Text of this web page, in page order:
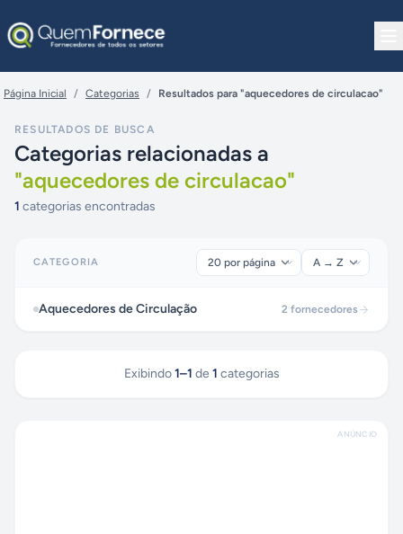
Página Inicial / Categorias / Resultados para "aquecedores de circulacao"
RESULTADOS DE BUSCA
Categorias relacionadas a
"aquecedores de circulacao"
1 categorias encontradas
CATEGORIA
Aquecedores de Circulação 2 fornecedores
Exibindo 1–1 de 1 categorias
ANÚNCIO